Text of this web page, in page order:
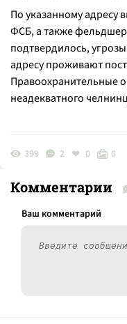
По указанному адресу
ФСБ, а также
подтвердилось,
адресу проживают
Правоохранительные
неадекватного
399 2 0 0
Комментарии